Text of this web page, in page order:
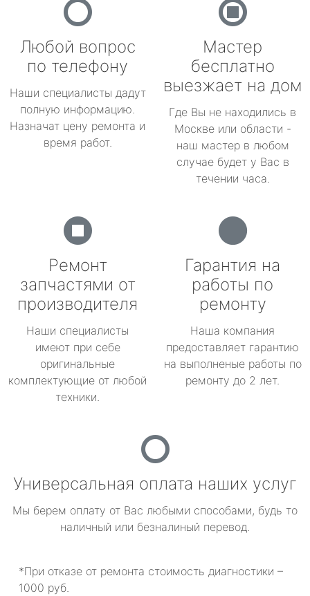
Любой вопрос
по телефону
Наши специалисты дадут
полную информацию.
Назначат цену ремонта и
время работ.
Мастер
бесплатно
выезжает на дом
Где Вы не находились в
Москве или области -
наш мастер в любом
случае будет у Вас в
течении часа.
Ремонт
запчастями от
производителя
Наши специалисты
имеют при себе
оригинальные
комплектующие от любой
техники.
Гарантия на
работы по
ремонту
Наша компания
предоставляет гарантию
на выполненые работы по
ремонту до 2 лет.
Универсальная оплата наших услуг
Мы берем оплату от Вас любыми способами, будь то
наличный или безналиный перевод.
*При отказе от ремонта стоимость диагностики –
1000 руб.